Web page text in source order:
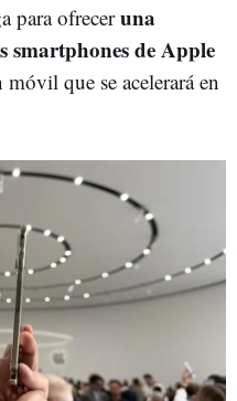
para ofreceruna
smartphones de Apple
que se acelerará en